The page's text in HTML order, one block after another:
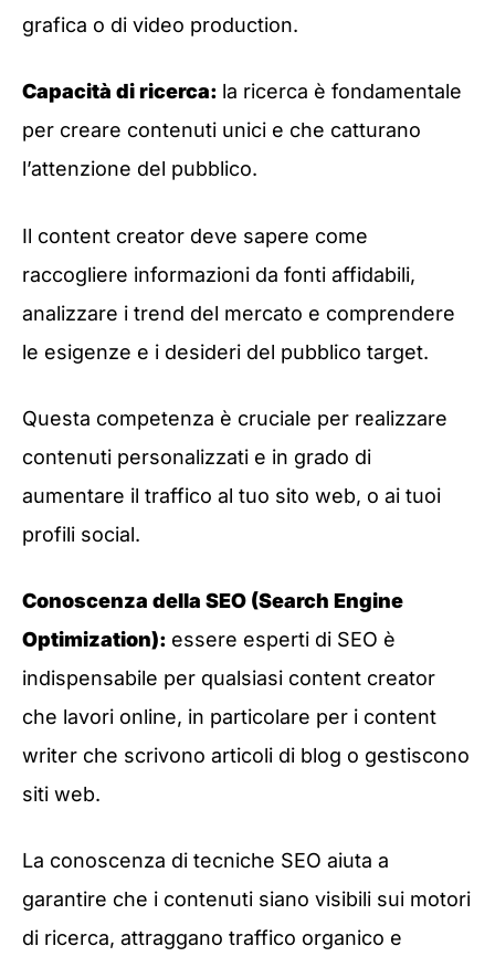
grafica o di video production.
Capacità di ricerca: la ricerca è fondamentale
per creare contenuti unici e che catturano
l’attenzione del pubblico.
Il content creator deve sapere come
raccogliere informazioni da fonti affidabili,
analizzare i trend del mercato e comprendere
le esigenze e i desideri del pubblico target.
Questa competenza è cruciale per realizzare
contenuti personalizzati e in grado di
aumentare il traffico al tuo sito web, o ai tuoi
profili social.
Conoscenza della SEO (Search Engine
Optimization): essere esperti di SEO è
indispensabile per qualsiasi content creator
che lavori online, in particolare per i content
writer che scrivono articoli di blog o gestiscono
siti web.
La conoscenza di tecniche SEO aiuta a
garantire che i contenuti siano visibili sui motori
di ricerca, attraggano traffico organico e